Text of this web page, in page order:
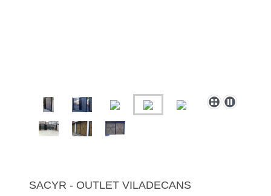
SACYR - OUTLET VILADECANS